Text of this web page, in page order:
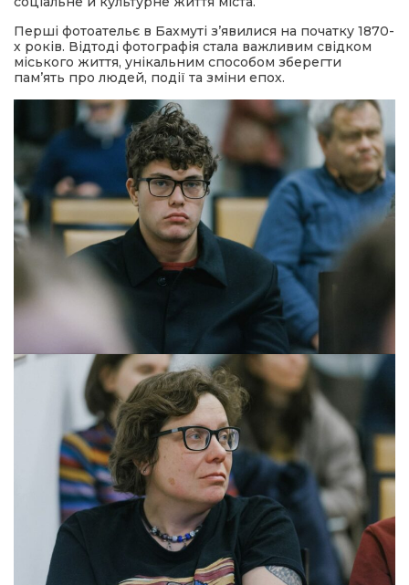
Перші фотоательє в Бахмуті з’явилися на початку 1870-
х років. Відтоді фотографія стала важливим свідком
міського життя, унікальним способом зберегти
пам’ять про людей, події та зміни епох.